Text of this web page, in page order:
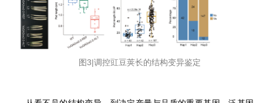
图3|调控豇豆荚长的结构变异鉴定